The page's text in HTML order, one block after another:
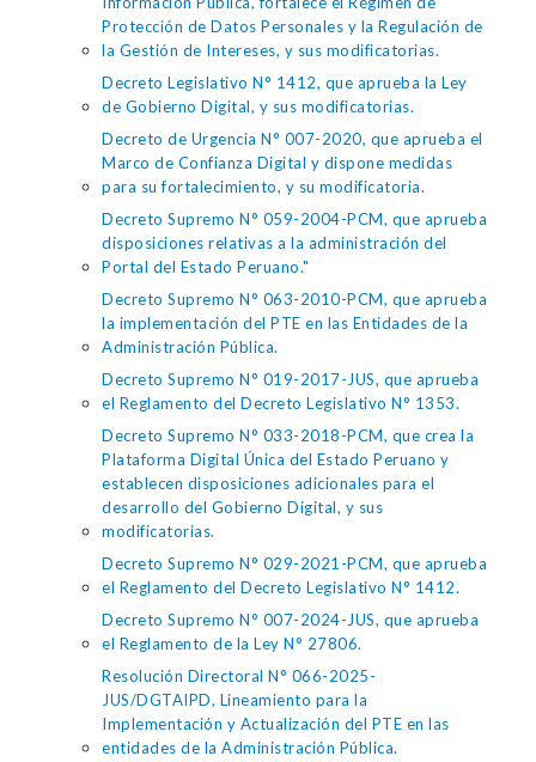
Protección de Datos Personales y la Regulación de
la Gestión de Intereses, y sus modificatorias.
Decreto Legislativo N° 1412, que aprueba la Ley
de Gobierno Digital, y sus modificatorias.
Decreto de Urgencia N° 007-2020, que aprueba el
Marco de Confianza Digital y dispone medidas
para su fortalecimiento, y su modificatoria.
Decreto Supremo N° 059-2004-PCM, que aprueba
disposiciones relativas a la administración del
Portal del Estado Peruano."
Decreto Supremo N° 063-2010-PCM, que aprueba
la implementación del PTE en las Entidades de la
Administración Pública.
Decreto Supremo N° 019-2017-JUS, que aprueba
el Reglamento del Decreto Legislativo N° 1353.
Decreto Supremo N° 033-2018-PCM, que crea la
Plataforma Digital Única del Estado Peruano y
establecen disposiciones adicionales para el
desarrollo del Gobierno Digital, y sus
modificatorias.
Decreto Supremo N° 029-2021-PCM, que aprueba
el Reglamento del Decreto Legislativo N° 1412.
Decreto Supremo N° 007-2024-JUS, que aprueba
el Reglamento de la Ley N° 27806.
Resolución Directoral N° 066-2025-
JUS/DGTAIPD, Lineamiento para la
Implementación y Actualización del PTE en las
entidades de la Administración Pública.